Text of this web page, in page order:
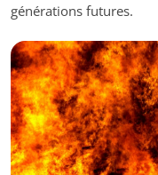
générations futures.